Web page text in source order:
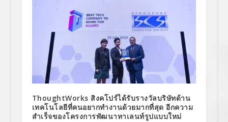
ThoughtWorks สิงคโปร์ได้รับรางวัลบริษัทด้าน
เทคโนโลยีที่คนอยากทำงานด้วยมากที่สุด อีกความ
สำเร็จของโครงการพัฒนาทาเลนท์รูปแบบใหม่